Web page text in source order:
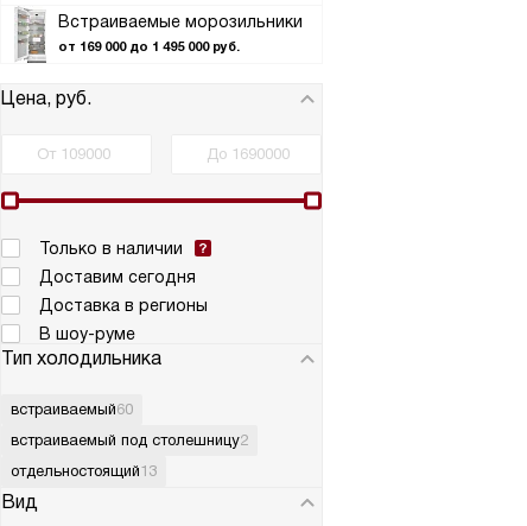
Встраиваемые морозильники
от 169 000 до 1 495 000 руб.
Цена, руб.
Только в наличии
Доставим сегодня
Доставка в регионы
В шоу-руме
Тип холодильника
встраиваемый60
встраиваемый под столешницу2
отдельностоящий13
Вид